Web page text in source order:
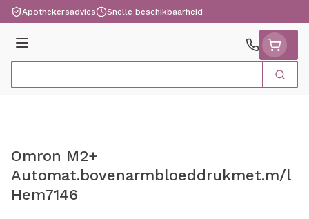
Ga naar de inhoud
Apothekersadvies Snelle beschikbaarheid
Menu
Product, merk, categorie... Zoek
Omron M2+
Automat.bovenarmbloeddrukmet.m/l
Hem7146